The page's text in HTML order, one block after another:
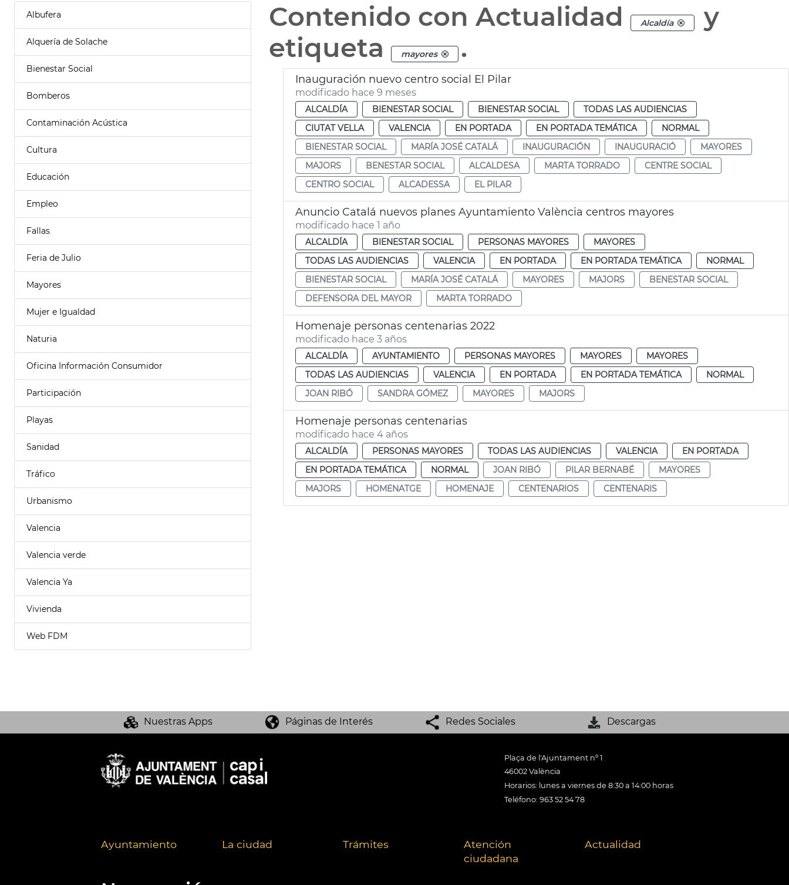
Albufera
Alquería de Solache
Bienestar Social
Bomberos
Contaminación Acústica
Cultura
Educación
Empleo
Fallas
Feria de Julio
Mayores
Mujer e Igualdad
Naturia
Oficina Información Consumidor
Participación
Playas
Sanidad
Tráfico
Urbanismo
Valencia
Valencia verde
Valencia Ya
Vivienda
Web FDM
Contenido con Actualidad Alcaldía
y
etiqueta
mayores .
Inauguración nuevo centro social El Pilar
modificado hace 9 meses
ALCALDÍA BIENESTAR SOCIAL BIENESTAR SOCIAL
TODAS LAS AUDIENCIAS
CIUTAT VELLA
VALENCIA EN PORTADA EN PORTADA TEMÁTICA
NORMAL
BIENESTAR SOCIAL
MARÍA JOSÉ CATALÁ INAUGURACIÓN INAUGURACIÓ
MAYORES
MAJORS
BENESTAR SOCIAL ALCALDESA MARTA TORRADO
CENTRE SOCIAL
CENTRO SOCIAL
ALCADESSA EL PILAR
Anuncio Catalá nuevos planes Ayuntamiento València centros mayores
modificado hace 1 año
ALCALDÍA BIENESTAR SOCIAL PERSONAS MAYORES
MAYORES
TODAS LAS AUDIENCIAS
VALENCIA EN PORTADA EN PORTADA TEMÁTICA
NORMAL
BIENESTAR SOCIAL
MARÍA JOSÉ CATALÁ MAYORES MAJORS
BENESTAR SOCIAL
DEFENSORA DEL MAYOR
MARTA TORRADO
Homenaje personas centenarias 2022
modificado hace 3 años
ALCALDÍA AYUNTAMIENTO PERSONAS MAYORES MAYORES
MAYORES
TODAS LAS AUDIENCIAS
VALENCIA EN PORTADA EN PORTADA TEMÁTICA
NORMAL
JOAN RIBÓ
SANDRA GÓMEZ MAYORES MAJORS
Homenaje personas centenarias
modificado hace 4 años
ALCALDÍA PERSONAS MAYORES TODAS LAS AUDIENCIAS VALENCIA
EN PORTADA
EN PORTADA TEMÁTICA
NORMAL JOAN RIBÓ PILAR BERNABÉ
MAYORES
MAJORS
HOMENATGE HOMENAJE CENTENARIOS CENTENARIS
Nuestras Apps Páginas de Interés Redes Sociales Descargas
Plaça de l'Ajuntament nº 1
46002 València
Horarios: lunes a viernes de 8:30 a 14:00 horas
Teléfono: 963 52 54 78
Ayuntamiento La ciudad Trámites
Atención
ciudadana
Actualidad